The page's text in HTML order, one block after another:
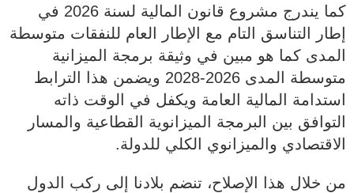
كما يندرج مشروع قانون المالية لسنة 2026 في
إطار التناسق التام مع الإطار العام للنفقات متوسطة
المدى كما هو مبين في وثيقة برمجة الميزانية
متوسطة المدى 2026-2028 ويضمن هذا الترابط
استدامة المالية العامة ويكفل في الوقت ذاته
التوافق بين البرمجة الميزانوية القطاعية والمسار
الاقتصادي والميزانوي الكلي للدولة.
من خلال هذا الإصلاح، تنضم بلادنا إلى ركب الدول